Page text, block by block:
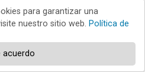
dentada (en la parte
Explorer), seleccione
para garantizar una
nuestro sitio web. Política de
acuerdo